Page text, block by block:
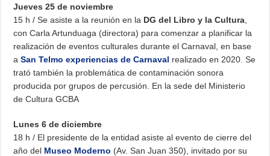
Jueves 25 de noviembre
15 h / Se asiste a la reunión en la DG del Libro y la Cultura
con Carla Artunduaga (directora) para comenzar a planificar la
realización de eventos culturales durante el Carnaval, en base
aSan Telmo experiencias de Carnaval realizado en 2020. Se
trató también la problemática de contaminación sonora
producida por grupos de percusión. En la sede del Ministerio
de Cultura GCBA
Lunes 6 de diciembre
18 h / El presidente de la entidad asiste al evento de cierre del
año del Museo Moderno (Av. San Juan 350), invitado por su